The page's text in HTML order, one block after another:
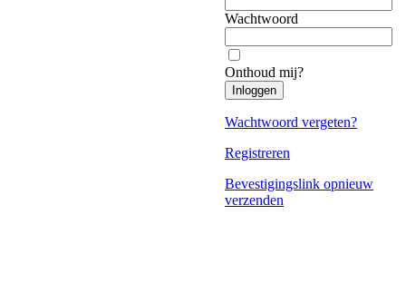
Wachtwoord
Onthoud mij?
Inloggen
Wachtwoord vergeten?
Registreren
Bevestigingslink opnieuw
verzenden